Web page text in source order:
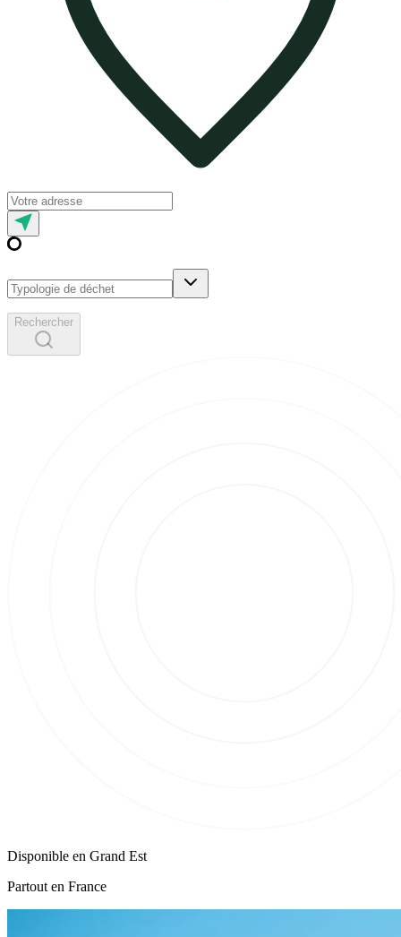
Rechercher
Disponible en Grand Est
Partout en France